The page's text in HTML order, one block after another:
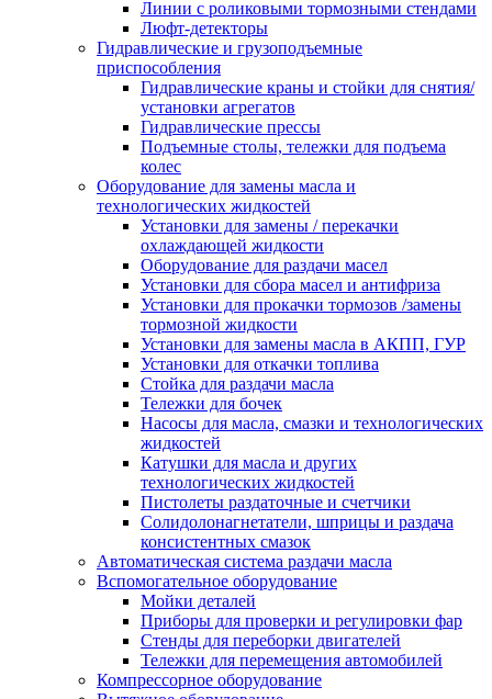
Линии с роликовыми тормозными стендами
Люфт-детекторы
Гидравлические и грузоподъемные
приспособления
Гидравлические краны и стойки для снятия/
установки агрегатов
Гидравлические прессы
Подъемные столы, тележки для подъема
колес
Оборудование для замены масла и
технологических жидкостей
Установки для замены / перекачки
охлаждающей жидкости
Оборудование для раздачи масел
Установки для сбора масел и антифриза
Установки для прокачки тормозов /замены
тормозной жидкости
Установки для замены масла в АКПП, ГУР
Установки для откачки топлива
Стойка для раздачи масла
Тележки для бочек
Насосы для масла, смазки и технологических
жидкостей
Катушки для масла и других
технологических жидкостей
Пистолеты раздаточные и счетчики
Солидолонагнетатели, шприцы и раздача
консистентных смазок
Автоматическая система раздачи масла
Вспомогательное оборудование
Мойки деталей
Приборы для проверки и регулировки фар
Стенды для переборки двигателей
Тележки для перемещения автомобилей
Компрессорное оборудование